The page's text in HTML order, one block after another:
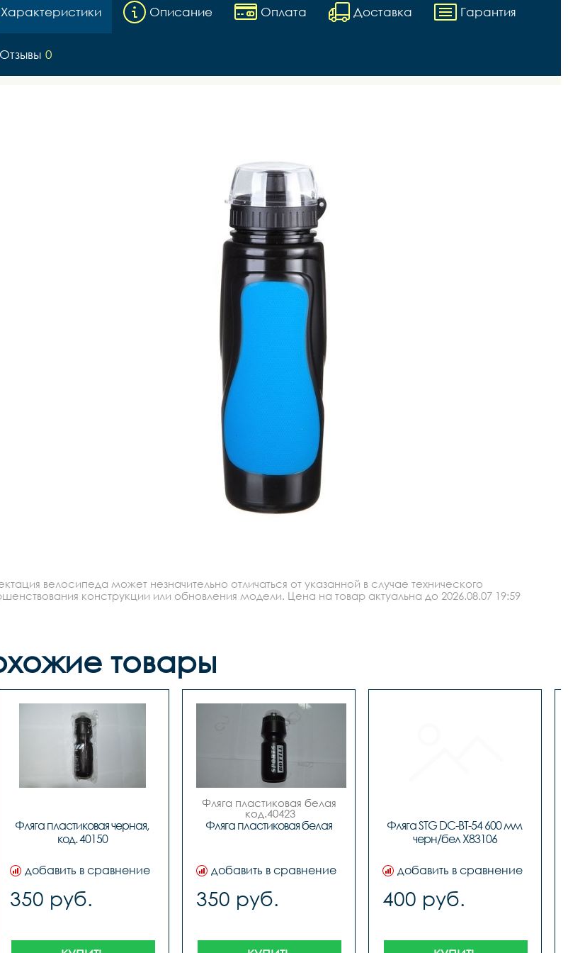
Характеристики Описание Оплата Доставка Гарантия
Отзывы 0
велосипеда может незначительно отличаться от указанной в случае технического
конструкции или обновления модели. Цена на товар актуальна до 2026.08.07 19:59
товары
Фляга пластиковая черная,
код. 40150
добавить в сравнение
350 руб.
Фляга пластиковая белая
код.40423
Фляга пластиковая белая
добавить в сравнение
350 руб.
Фляга STG DC-BT-54 600 мм
черн/бел X83106
добавить в сравнение
400 руб.